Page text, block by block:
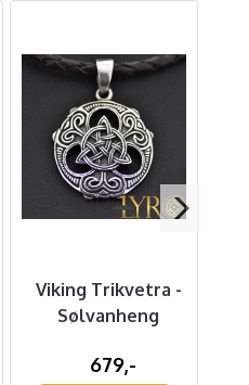
Viking Trikvetra -
Sølvanheng
679,-